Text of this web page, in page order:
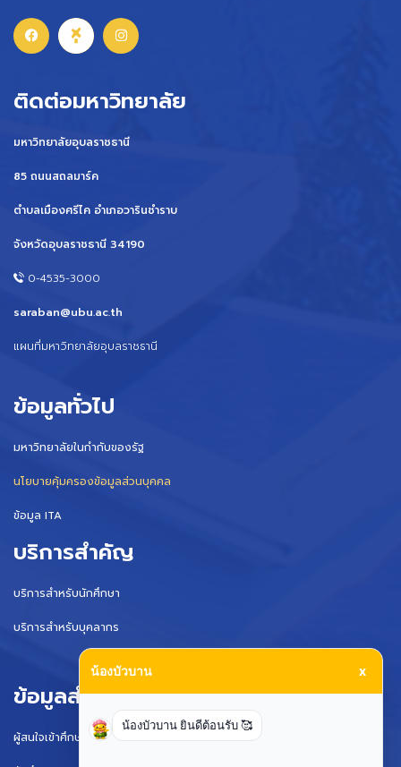
ติดต่อมหาวิทยาลัย
มหาวิทยาลัยอุบลราชธานี
85 ถนนสถลมาร์ค
ตำบลเมืองศรีไค อำเภอวารินชำราบ
จังหวัดอุบลราชธานี 34190
0-4535-3000
saraban@ubu.ac.th
แผนที่มหาวิทยาลัยอุบลราชธานี
ข้อมูลทั่วไป
มหาวิทยาลัยในกำกับของรัฐ
นโยบายคุ้มครองข้อมูลส่วนบุคคล
ข้อมูล ITA
บริการสำคัญ
บริการสำหรับนักศึกษา
บริการสำหรับบุคลากร
ข้อมูลสำหรับ
ผู้สนใจเข้าศึกษา
น้องบัวบาน x
น้องบัวบาน ยินดีต้อนรับ 🥰